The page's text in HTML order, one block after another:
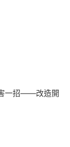
一招——改造開